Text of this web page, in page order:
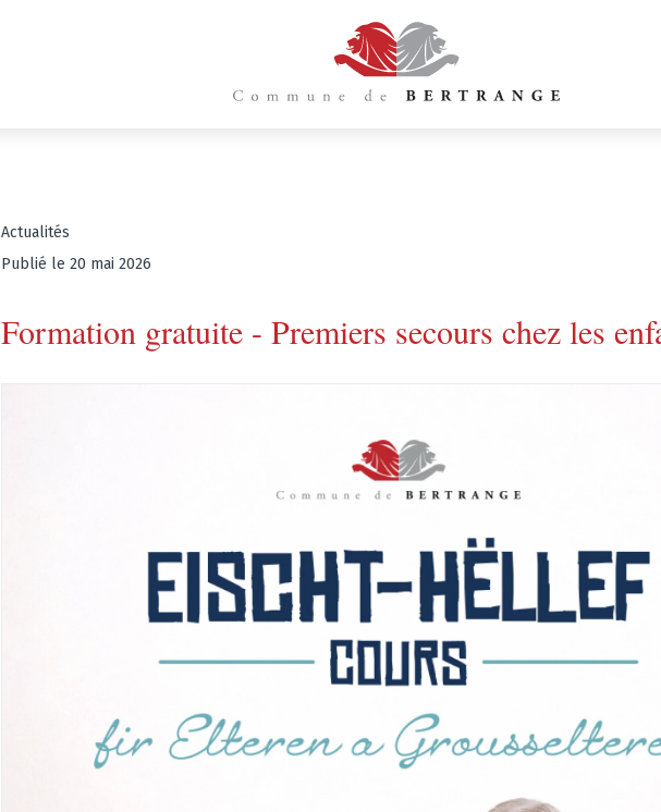
Actualités
Publié le 20 mai 2026
Formation gratuite - Premiers secours chez les